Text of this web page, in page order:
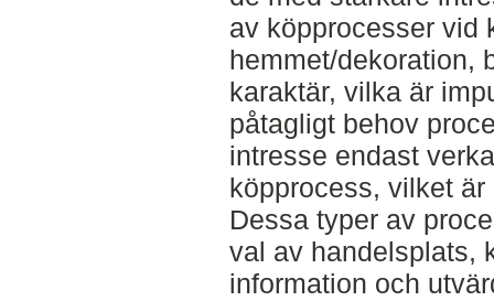
av köpprocesser vid
hemmet/dekoration,
karaktär, vilka är
påtagligt behov
intresse endast
köpprocess, vilket
Dessa typer av
val av handelsplats,
information och